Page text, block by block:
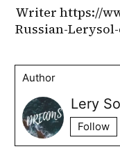
Writer https://
Russian-
Author
Lery
Follow